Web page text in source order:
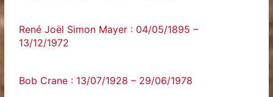
René Joël Simon Mayer : 04/05/1895 –
13/12/1972
Bob Crane : 13/07/1928 – 29/06/1978